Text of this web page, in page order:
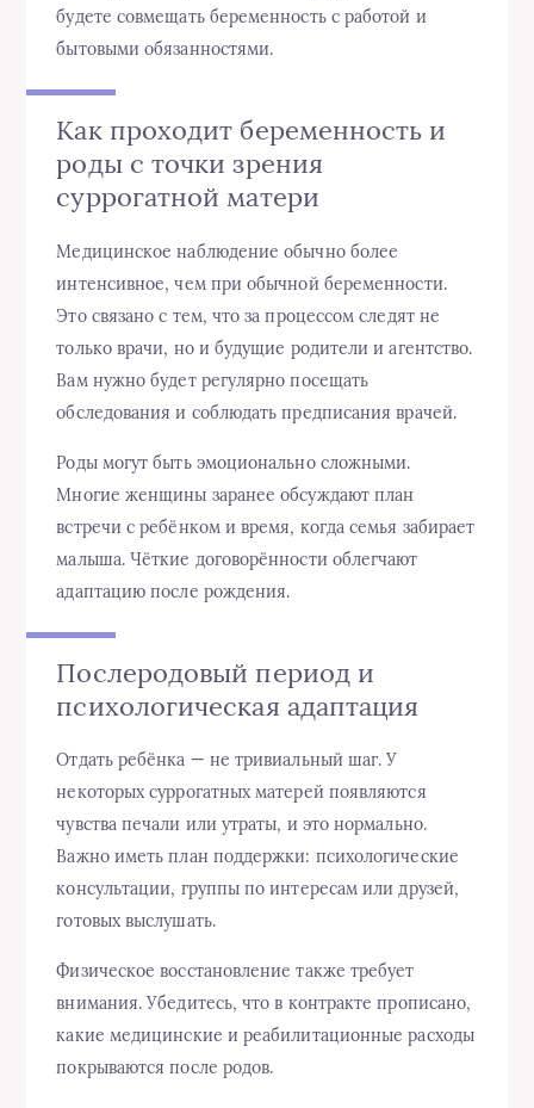
будете совмещать беременность с работой и
бытовыми обязанностями.
Как проходит беременность и
роды с точки зрения
суррогатной матери
Медицинское наблюдение обычно более
интенсивное, чем при обычной беременности.
Это связано с тем, что за процессом следят не
только врачи, но и будущие родители и агентство.
Вам нужно будет регулярно посещать
обследования и соблюдать предписания врачей.
Роды могут быть эмоционально сложными.
Многие женщины заранее обсуждают план
встречи с ребёнком и время, когда семья забирает
малыша. Чёткие договорённости облегчают
адаптацию после рождения.
Послеродовый период и
психологическая адаптация
Отдать ребёнка — не тривиальный шаг. У
некоторых суррогатных матерей появляются
чувства печали или утраты, и это нормально.
Важно иметь план поддержки: психологические
консультации, группы по интересам или друзей,
готовых выслушать.
Физическое восстановление также требует
внимания. Убедитесь, что в контракте прописано,
какие медицинские и реабилитационные расходы
покрываются после родов.